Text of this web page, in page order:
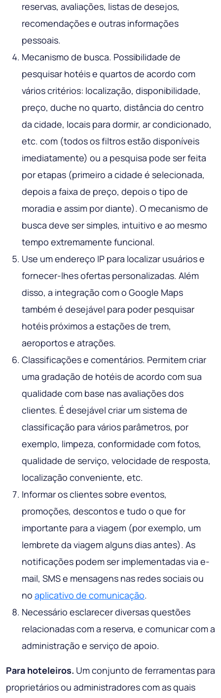
reservas, avaliações, listas de desejos,
recomendações e outras informações
pessoais.
Mecanismo de busca. Possibilidade de
pesquisar hotéis e quartos de acordo com
vários critérios: localização, disponibilidade,
preço, duche no quarto, distância do centro
da cidade, locais para dormir, ar condicionado,
etc. com (todos os filtros estão disponíveis
imediatamente) ou a pesquisa pode ser feita
por etapas (primeiro a cidade é selecionada,
depois a faixa de preço, depois o tipo de
moradia e assim por diante). O mecanismo de
busca deve ser simples, intuitivo e ao mesmo
tempo extremamente funcional.
Use um endereço IP para localizar usuários e
fornecer-lhes ofertas personalizadas. Além
disso, a integração com o Google Maps
também é desejável para poder pesquisar
hotéis próximos a estações de trem,
aeroportos e atrações.
Classificações e comentários. Permitem criar
uma gradação de hotéis de acordo com sua
qualidade com base nas avaliações dos
clientes. É desejável criar um sistema de
classificação para vários parâmetros, por
exemplo, limpeza, conformidade com fotos,
qualidade de serviço, velocidade de resposta,
localização conveniente, etc.
Informar os clientes sobre eventos,
promoções, descontos e tudo o que for
importante para a viagem (por exemplo, um
lembrete da viagem alguns dias antes). As
notificações podem ser implementadas via e-
mail, SMS e mensagens nas redes sociais ou
no aplicativo de comunicação.
Necessário esclarecer diversas questões
relacionadas com a reserva, e comunicar com a
administração e serviço de apoio.
Para hoteleiros. Um conjunto de ferramentas para
proprietários ou administradores com as quais